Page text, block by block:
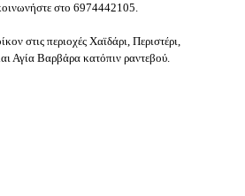
στο 6974442105.
στις περιοχές Χαϊδάρι, Περιστέρι,
Αγία Βαρβάρα κατόπιν ραντεβού.